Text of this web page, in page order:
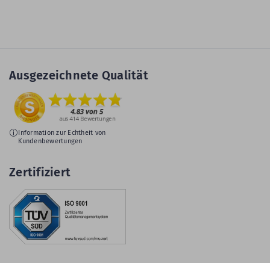
Ausgezeichnete Qualität
Information zur Echtheit von
Kundenbewertungen
Zertifiziert